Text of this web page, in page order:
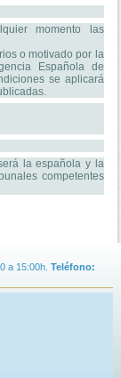
momento las
o motivado por la
Española de
se aplicará
la española y la
competentes
a 15:00h. Teléfono: